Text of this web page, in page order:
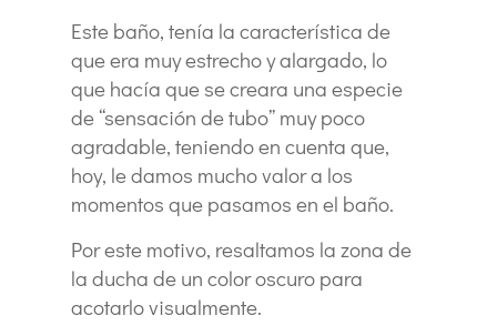
Este baño, tenía la característica de
que era muy estrecho y alargado, lo
que hacía que se creara una especie
de “sensación de tubo” muy poco
agradable, teniendo en cuenta que,
hoy, le damos mucho valor a los
momentos que pasamos en el baño.
Por este motivo, resaltamos la zona de
la ducha de un color oscuro para
acotarlo visualmente.